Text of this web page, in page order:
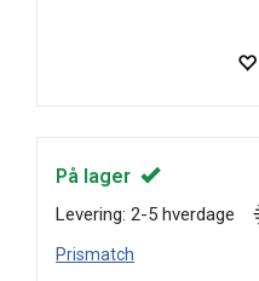
På lager
Levering: 2-5 hverdage
Prismatch